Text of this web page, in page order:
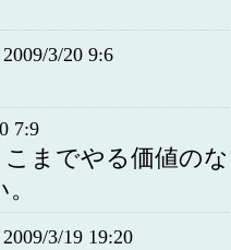
2009/3/20 9:6
7:9
までやる価値の
2009/3/19 19:20